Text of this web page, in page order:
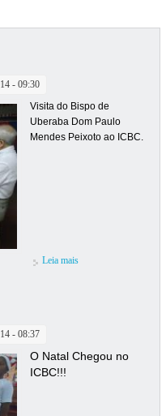
- 09:30
Visita do Bispo de
Uberaba Dom Paulo
Mendes Peixoto ao ICBC.
Leia mais
- 08:37
O Natal Chegou no
ICBC!!!